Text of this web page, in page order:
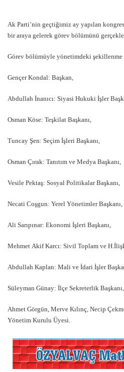
Ak Parti’nin geçtiğimiz ay yapılan
bir araya gelerek görev bölümünü
Görev bölümüyle yönetimdeki şekillenme
Gençer Kondal: Başkan,
Abdullah İnanıcı: Siyasi Hukuki İşler
Osman Köse: Teşkilat Başkanı,
Tuncay Şen: Seçim İşleri Başkanı,
Osman Çırak: Tanıtım ve Medya Başkanı,
Vesile Pektaş: Sosyal Politikalar Başkanı,
Necati Coşgun: Yerel Yönetimler Başkanı,
Ali Sarıpınar: Ekonomi İşleri Başkanı,
Mehmet Akif Karcı: Sivil Toplam ve
Abdullah Kaplan: Mali ve İdari İşler
Süleyman Günay: İlçe Sekreterlik Başkanı,
Ahmet Görgün, Merve Kılınç, Necip
Yönetim Kurulu Üyesi.